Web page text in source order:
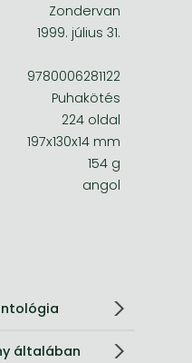
Zondervan
1999. július 31.
9780006281122
Puhakötés
224 oldal
197x130x14 mm
154 g
angol
általában